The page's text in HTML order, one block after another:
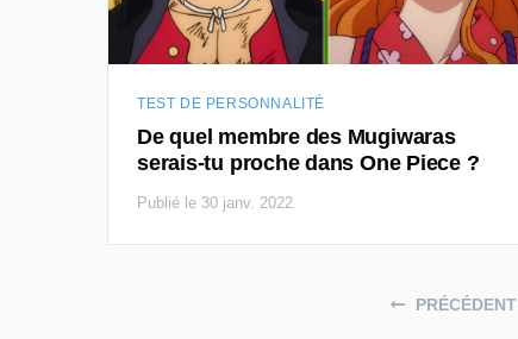
TEST DE PERSONNALITÉ
De quel membre des Mugiwaras
serais-tu proche dans One Piece ?
Publié le 30 janv. 2022
PRÉCÉDENT